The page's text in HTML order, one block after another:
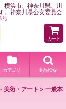
横浜市、神奈川県、川
。神奈川県公安委員会
号
カート
カテゴリ 商品検索
美術・アート > 一般本